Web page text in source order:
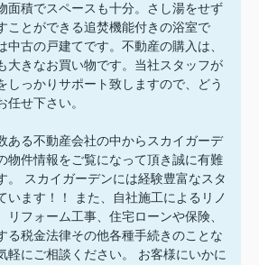
面積でスペースも十分。さし湯をせず
ことができる追焚機能付きの浴室で
中古の戸建てです。不動産の購入は、
大きなお買い物です。当社スタッフが
しっかりサポート致しますので、どう
任せ下さい。
ある不動産会社の中からスカイガーデ
物件情報をご覧になって頂き誠に有難
。 スカイガーデンには経験豊富なスタ
います！！ また、自社施工によるリノ
リフォーム工事、住宅ローンや保険、
る税金法律その他各種手続きのことな
軽にご相談ください。 お客様にいかに